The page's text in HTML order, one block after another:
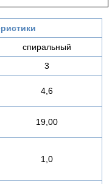
спиральный
3
4,6
19,00
1,0